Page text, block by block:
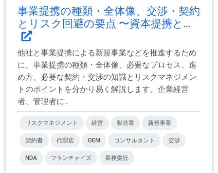
事業提携の種類・全体像、交渉・契約
とリスク回避の要点 〜資本提携と...
他社と事業提携による新規事業などを推進するため
に、事業提携の種類・全体像、必要なプロセス、進
め方、必要な契約・交渉の知識とリスクマネジメン
トのポイントを分かり易く解説します。企業経営
者、管理者に...
リスクマネジメント 経営 製造業 新規事業
契約書 代理店 OEM コンサルタント 交渉
NDA フランチャイズ 業務委託